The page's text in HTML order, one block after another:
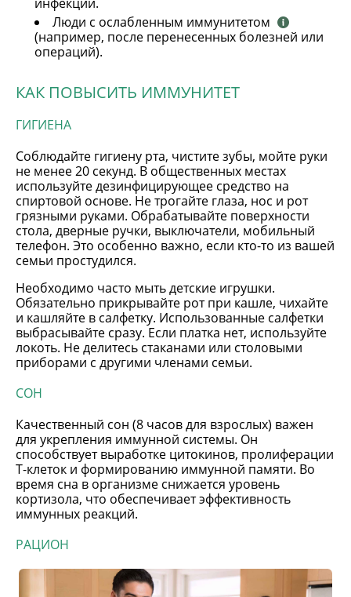
Люди с ослабленным иммунитетом
(например, после перенесенных болезней или
операций).
КАК ПОВЫСИТЬ ИММУНИТЕТ
ГИГИЕНА
Соблюдайте гигиену рта, чистите зубы, мойте руки
не менее 20 секунд. В общественных местах
используйте дезинфицирующее средство на
спиртовой основе. Не трогайте глаза, нос и рот
грязными руками. Обрабатывайте поверхности
стола, дверные ручки, выключатели, мобильный
телефон. Это особенно важно, если кто-то из вашей
семьи простудился.
Необходимо часто мыть детские игрушки.
Обязательно прикрывайте рот при кашле, чихайте
и кашляйте в салфетку. Использованные салфетки
выбрасывайте сразу. Если платка нет, используйте
локоть. Не делитесь стаканами или столовыми
приборами с другими членами семьи.
СОН
Качественный сон (8 часов для взрослых) важен
для укрепления иммунной системы. Он
способствует выработке цитокинов, пролиферации
Т-клеток и формированию иммунной памяти. Во
время сна в организме снижается уровень
кортизола, что обеспечивает эффективность
иммунных реакций.
РАЦИОН